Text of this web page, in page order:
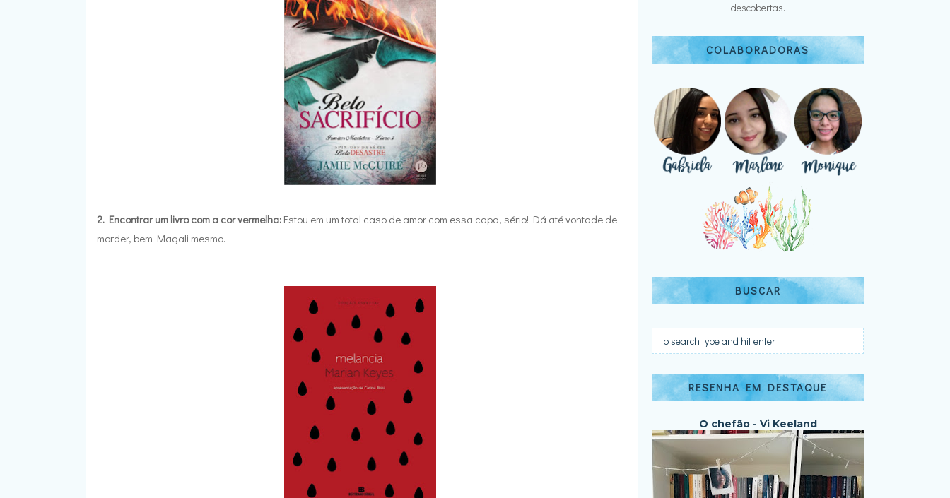
2. Encontrar um livro com a cor vermelha: Estou em um total caso de amor com essa capa, sério! Dá até vontade de
morder, bem Magali mesmo.
descobertas.
COLABORADORAS
BUSCAR
RESENHA EM DESTAQUE
O chefão - Vi Keeland